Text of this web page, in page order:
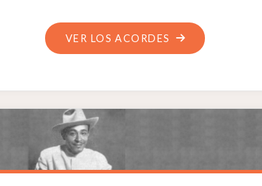
VER LOS ACORDES "EL
GUARIQUEÑO